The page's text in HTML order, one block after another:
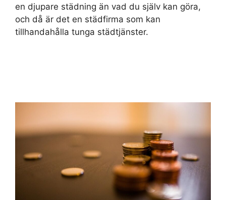
en djupare städning än vad du själv kan göra,
och då är det en städfirma som kan
tillhandahålla tunga städtjänster.